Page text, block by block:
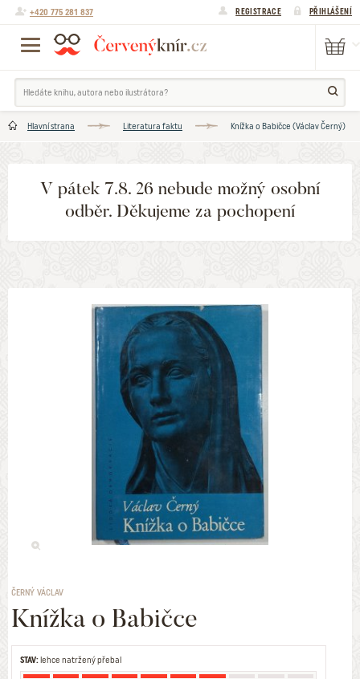
+420 775 281 837 REGISTRACE PŘIHLÁŠENÍ
Hlavní strana Literatura faktu Knížka o Babičce (Václav Černý)
V pátek 7.8. 26 nebude možný osobní
odběr. Děkujeme za pochopení
ČERNÝ VÁCLAV
Knížka o Babičce
STAV:lehce natržený přebal